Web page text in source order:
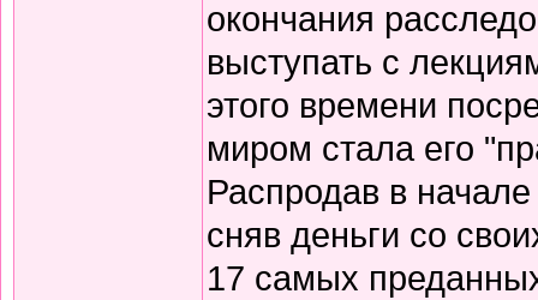
окончания
выступать с
этого времени
миром стала его
Распродав в
сняв деньги со
17 самых